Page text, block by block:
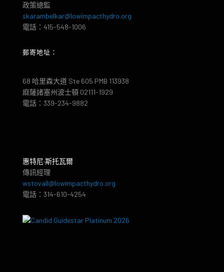
政策總監
skarambelkar@lowimpacthydro.org
電話：415-548-1006
郵寄地址：
68 哈里森大道 Ste 605 PMB 113938
麻薩諸塞州波士頓 02111-1929
電話：339-234-9882
惠特尼·斯托瓦爾
傳訊經理
wstovall@lowimpacthydro.org
電話：314-610-4254